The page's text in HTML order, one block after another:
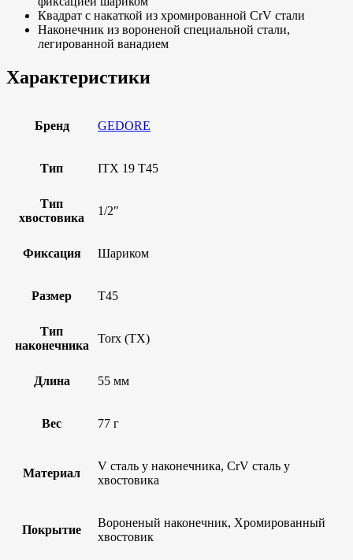
Квадрат с накаткой из хромированной CrV стали
Наконечник из вороненой специальной стали,
легированной ванадием
Характеристики
Бренд GEDORE
Тип ITX 19 T45
Тип
хвостовика
1/2"
Фиксация Шариком
Размер T45
Тип
наконечника
Torx (TX)
Длина 55 мм
Вес 77 г
Материал
V сталь у наконечника, CrV сталь у
хвостовика
Покрытие
Вороненый наконечник, Хромированный
хвостовик